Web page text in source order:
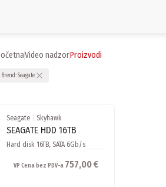
Početna video nadzor proizvodi
Brend:Seagate
Seagate Skyhawk
SEAGATE HDD 16TB
Hard disk 16TB, SATA 6Gb/s
VP Cena bez PDV-a 757,00 €